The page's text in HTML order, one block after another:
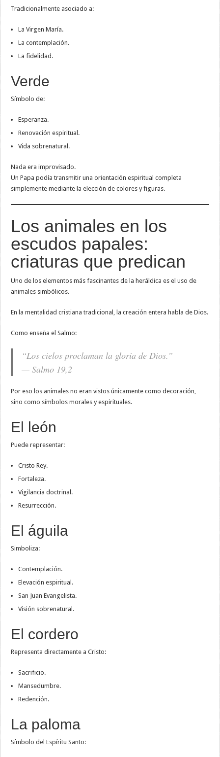
Tradicionalmente asociado a:
La Virgen María.
La contemplación.
La fidelidad.
Verde
Símbolo de:
Esperanza.
Renovación espiritual.
Vida sobrenatural.
Nada era improvisado.
Un Papa podía transmitir una orientación espiritual completa
simplemente mediante la elección de colores y figuras.
Los animales en los
escudos papales:
criaturas que predican
Uno de los elementos más fascinantes de la heráldica es el uso de
animales simbólicos.
En la mentalidad cristiana tradicional, la creación entera habla de Dios.
Como enseña el Salmo:
“Los cielos proclaman la gloria de Dios.”
— Salmo 19,2
Por eso los animales no eran vistos únicamente como decoración,
sino como símbolos morales y espirituales.
El león
Puede representar:
Cristo Rey.
Fortaleza.
Vigilancia doctrinal.
Resurrección.
El águila
Simboliza:
Contemplación.
Elevación espiritual.
San Juan Evangelista.
Visión sobrenatural.
El cordero
Representa directamente a Cristo:
Sacrificio.
Mansedumbre.
Redención.
La paloma
Símbolo del Espíritu Santo: